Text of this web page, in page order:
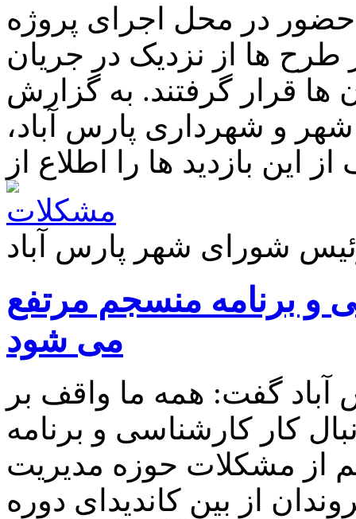
حضور در محل اجرای پروژه
طرح ها از نزدیک در جریان
قرار گرفتند. به گزارش
و شهرداری پارس آباد،
و برنامه منسجم مرتفع
می شود
گفت: همه ما واقف بر
کار کارشناسی و برنامه
از مشکلات حوزه مدیریت
از بین کاندیدای دوره